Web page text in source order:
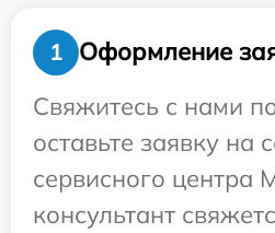
1
Оформление
Свяжитесь с нами
оставьте заявку на
сервисного центра
консультант